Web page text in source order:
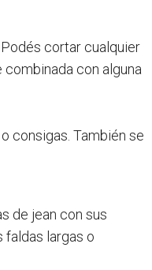
cortar cualquier
combinada con alguna
consigas. También se
de jean con sus
faldas largas o